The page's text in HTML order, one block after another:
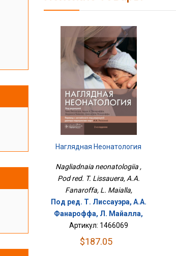
Наглядная Неонатология
Nagliadnaia neonatologiia ,
Pod red. T. Lissauera, A.A.
Fanaroffa, L. Maialla,
Под ред. Т. Лиссауэра, А.A.
Фанароффа, Л. Майалла,
Артикул: 1466069
$187.05